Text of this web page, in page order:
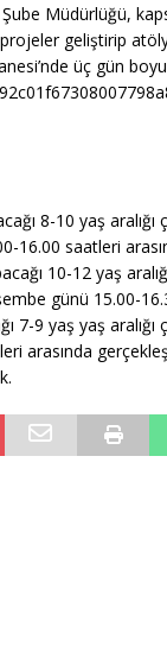
Müdürlüğü,
geliştirip
üç gün
8-10 yaş
16.00 saatleri
10-12 yaş
günü 15.00-
7-9 yaş yaş
arasında